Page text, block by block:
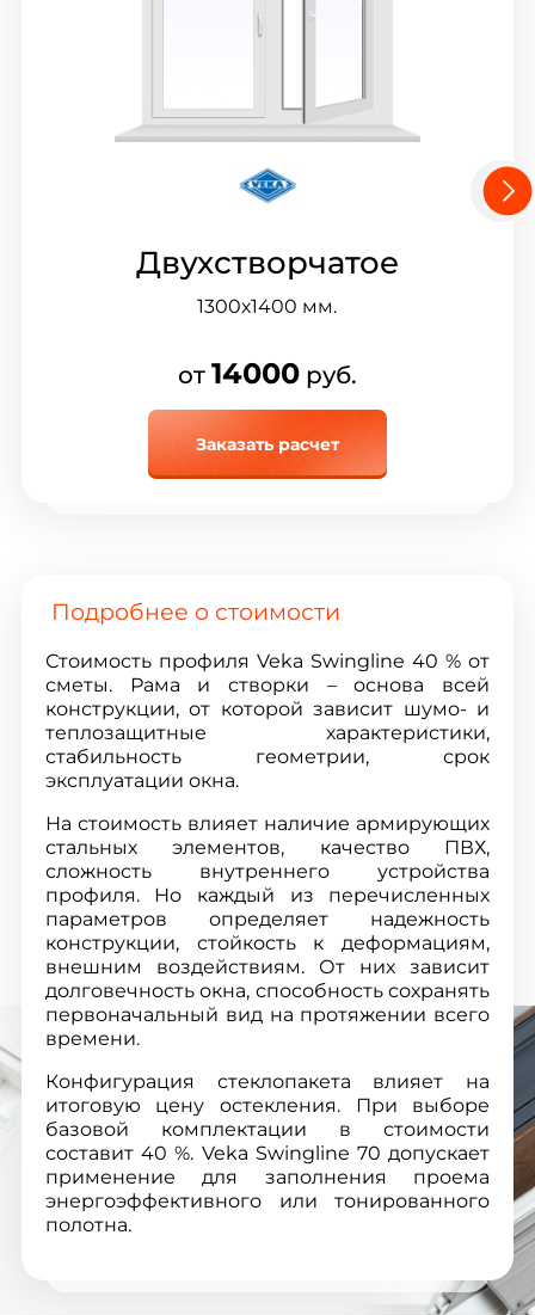
Двухстворчатое
1300х1400 мм.
от 14000руб.
Заказать расчет
Подробнее о стоимости
Стоимость профиля Veka Swingline 40 % от
сметы. Рама и створки – основа всей
конструкции, от которой зависит шумо- и
теплозащитные характеристики,
стабильность геометрии, срок
эксплуатации окна.
На стоимость влияет наличие армирующих
стальных элементов, качество ПВХ,
сложность внутреннего устройства
профиля. Но каждый из перечисленных
параметров определяет надежность
конструкции, стойкость к деформациям,
внешним воздействиям. От них зависит
долговечность окна, способность сохранять
первоначальный вид на протяжении всего
времени.
Конфигурация стеклопакета влияет на
итоговую цену остекления. При выборе
базовой комплектации в стоимости
составит 40 %. Veka Swingline 70 допускает
применение для заполнения проема
энергоэффективного или тонированного
полотна.